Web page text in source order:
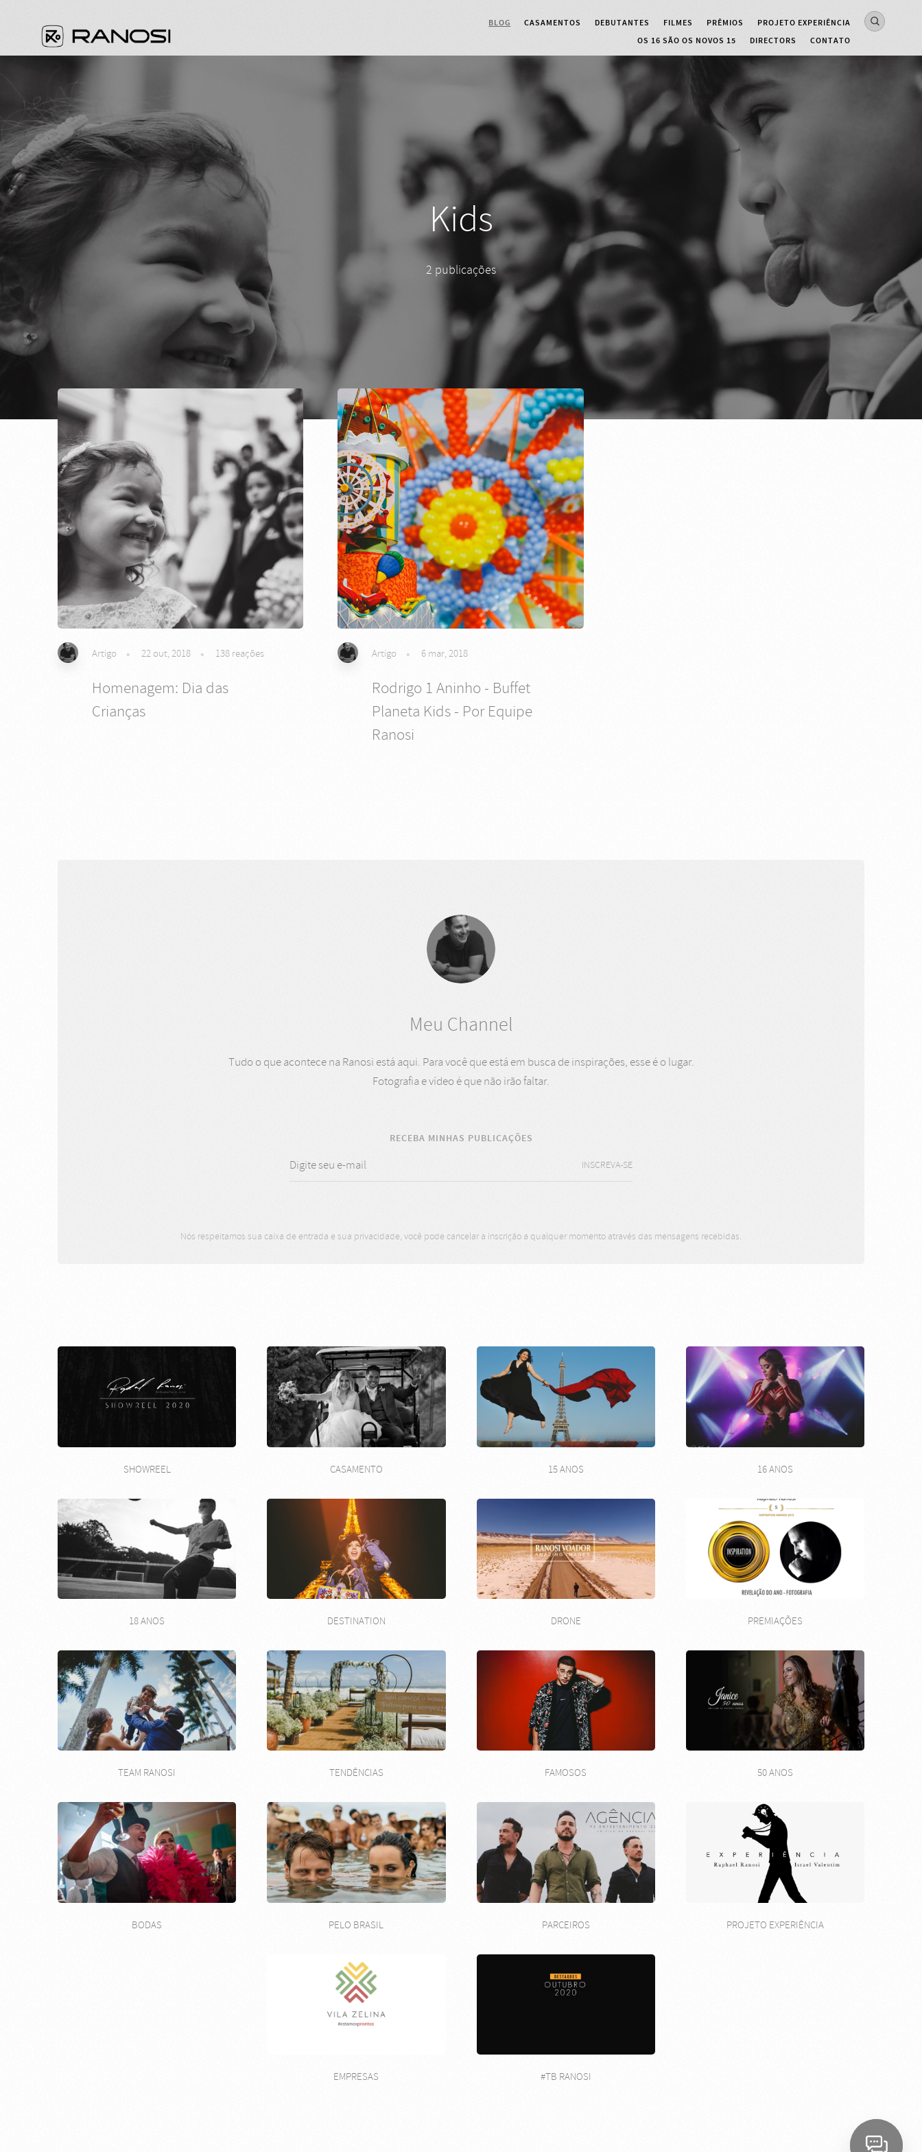
BLOG CASAMENTOS DEBUTANTES FILMES PRÊMIOS
PROJETO EXPERIÊNCIA
OS 16 SÃO OS NOVOS 15
DIRECTORS CONTATO
Kids
2 publicações
Artigo 22 out, 2018 138 reações
Homenagem: Dia das
Crianças
Artigo 6 mar, 2018
Rodrigo 1 Aninho - Buffet
Planeta Kids - Por Equipe
Ranosi
Meu Channel
Tudo o que acontece na Ranosi está aqui. Para você que está em busca de inspirações, esse é o lugar.
Fotografia e vídeo é que não irão faltar.
RECEBA MINHAS PUBLICAÇÕES
INSCREVA-SE
Nós respeitamos sua caixa de entrada e sua privacidade, você pode cancelar a inscrição a qualquer momento através das mensagens recebidas.
SHOWREEL CASAMENTO 15 ANOS 16 ANOS
18 ANOS DESTINATION DRONE PREMIAÇÕES
TEAM RANOSI TENDÊNCIAS FAMOSOS 50 ANOS
BODAS PELO BRASIL PARCEIROS PROJETO EXPERIÊNCIA
EMPRESAS #TB RANOSI